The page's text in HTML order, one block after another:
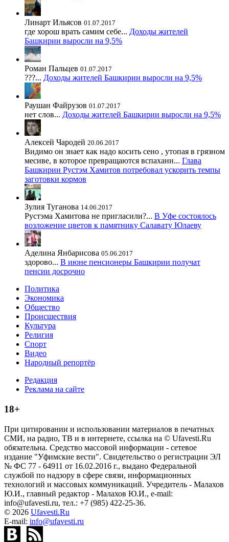
Линарт Ильясов 01.07.2017
где хорош врать самим себе... Доходы жителей
Башкирии выросли на 9,5%
Роман Пальцев 01.07.2017
???... Доходы жителей Башкирии выросли на 9,5%
Раушан Файрузов 01.07.2017
нет слов... Доходы жителей Башкирии выросли на 9,5%
Алексей Чародей 20.06.2017
Видимо он знает как надо косить сено , утопая в грязном
месиве, в которое превращаются вспаханн... Глава
Башкирии Рустэм Хамитов потребовал ускорить темпы
заготовки кормов
Зулия Туганова 14.06.2017
Рустэма Хамитова не пригласили?... В Уфе состоялось
возложение цветов к памятнику Салавату Юлаеву
Аделина Янбарисова 05.06.2017
здорово... В июне пенсионеры Башкирии получат
пенсии досрочно
Политика
Экономика
Общество
Происшествия
Культура
Религия
Спорт
Видео
Народный репортёр
Редакция
Реклама на сайте
18+
При цитировании и использовании материалов в печатных
СМИ, на радио, ТВ и в интернете, ссылка на © Ufavesti.Ru
обязательна. Средство массовой информации - сетевое
издание "Уфимские вести". Свидетельство о регистрации ЭЛ
№ ФС 77 - 64911 от 16.02.2016 г., выдано Федеральной
службой по надзору в сфере связи, информационных
технологий и массовых коммуникаций. Учредитель - Малахов
Ю.И., главный редактор - Малахов Ю.И., e-mail:
info@ufavesti.ru, тел.: +7 (985) 422-25-36.
© 2026 Ufavesti.Ru
E-mail: info@ufavesti.ru